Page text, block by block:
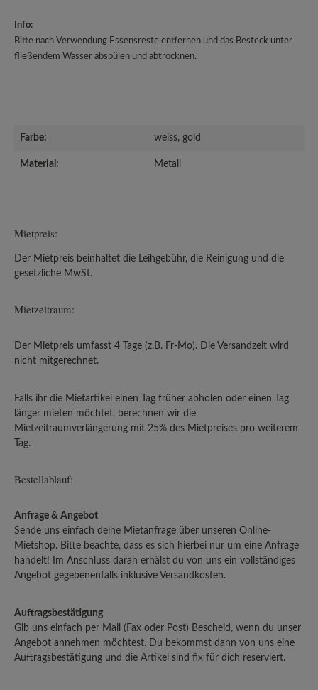
Info:
Bitte nach Verwendung Essensreste entfernen und das Besteck unter
fließendem Wasser abspülen und abtrocknen.
Farbe: weiss, gold
Material: Metall
Mietpreis:
Der Mietpreis beinhaltet die Leihgebühr, die Reinigung und die
gesetzliche MwSt.
Mietzeitraum:
Der Mietpreis umfasst 4 Tage (z.B. Fr-Mo). Die Versandzeit wird
nicht mitgerechnet.
Falls ihr die Mietartikel einen Tag früher abholen oder einen Tag
länger mieten möchtet, berechnen wir die
Mietzeitraumverlängerung mit 25% des Mietpreises pro weiterem
Tag.
Bestellablauf:
Anfrage & Angebot
Sende uns einfach deine Mietanfrage über unseren Online-
Mietshop. Bitte beachte, dass es sich hierbei nur um eine Anfrage
handelt! Im Anschluss daran erhälst du von uns ein vollständiges
Angebot gegebenenfalls inklusive Versandkosten.
Auftragsbestätigung
Gib uns einfach per Mail (Fax oder Post) Bescheid, wenn du unser
Angebot annehmen möchtest. Du bekommst dann von uns eine
Auftragsbestätigung und die Artikel sind fix für dich reserviert.